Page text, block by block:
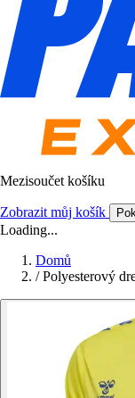
Mezisoučet košíku
Zobrazit můj košík
Loading...
Domů
/ Polyesterový